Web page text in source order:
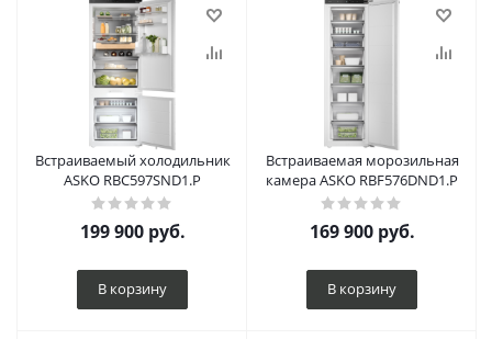
Встраиваемый холодильник
ASKO RBC597SND1.P
199 900руб.
В корзину
Встраиваемая морозильная
камера ASKO RBF576DND1.P
169 900руб.
В корзину